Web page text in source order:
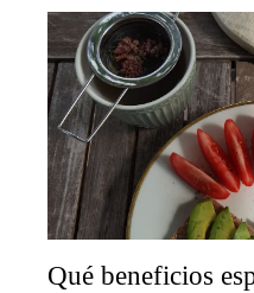
Qué beneficios